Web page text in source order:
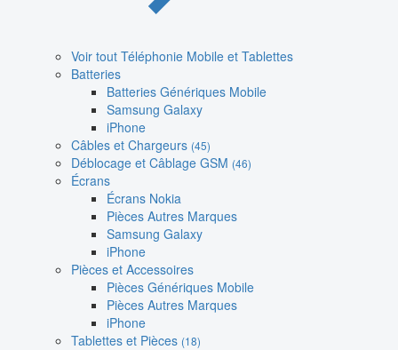
Voir tout Téléphonie Mobile et Tablettes
Batteries
Batteries Génériques Mobile
Samsung Galaxy
iPhone
Câbles et Chargeurs (45)
Déblocage et Câblage GSM (46)
Écrans
Écrans Nokia
Pièces Autres Marques
Samsung Galaxy
iPhone
Pièces et Accessoires
Pièces Génériques Mobile
Pièces Autres Marques
iPhone
Tablettes et Pièces (18)